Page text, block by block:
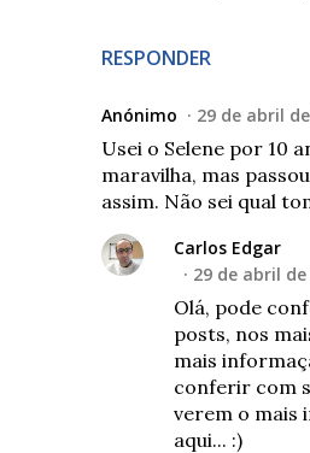
RESPONDER
Anónimo 29 de abril
Usei o Selene por 10
maravilha, mas
assim. Não sei qual
Carlos Edgar
29 de abril de
Olá, pode
posts, nos
mais
conferir com
verem o mais
aqui... :)